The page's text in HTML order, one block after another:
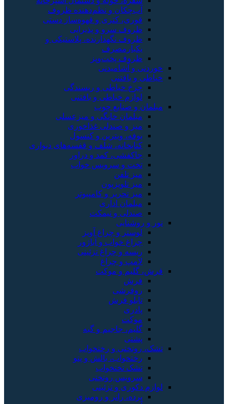
آب‌چکان و نظم‌دهنده ظروف
قوری، کتری و قهوه‌ساز دستی
ظروف سرو و پذیرایی
ظروف نگهدارنده، پلاستیکی و
یکبارمصرف
ظروف پخت‌وپز
خوردنی و آشامیدنی
خیاطی و بافتنی
چرخ خیاطی و ریسندگی
لوازم خیاطی و بافتنی
مبلمان و صنایع چوب
مبلمان خانگی و میزعسلی
میز و صندلی غذاخوری
بوفه، ویترین و کنسول
کتابخانه، شلف و قفسه‌های دیواری
جاکفشی، کمد و دراور
تخت و سرویس خواب
میز تلفن
میز تلویزیون
میز تحریر و کامپیوتر
مبلمان اداری
صندلی و نیمکت
نور و روشنایی
لوستر و چراغ آویز
چراغ خواب و آباژور
ریسه و چراغ تزئینی
لامپ و چراغ
فرش، گلیم و موکت
فرش
روفرشی
تابلو فرش
پادری
موکت
گلیم، جاجیم و گبه
پشتی
تشک، روتختی و رختخواب
رختخواب، بالش و پتو
تشک تختخواب
سرویس روتختی
لوازم دکوری و تزئینی
پرده، رانر و رومیزی